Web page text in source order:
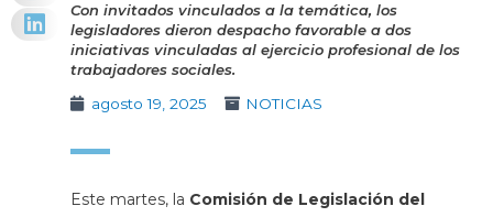
Con invitados vinculados a la temática, los
legisladores dieron despacho favorable a dos
iniciativas vinculadas al ejercicio profesional de los
trabajadores sociales.
agosto 19, 2025
NOTICIAS
Este martes, la Comisión de Legislación del